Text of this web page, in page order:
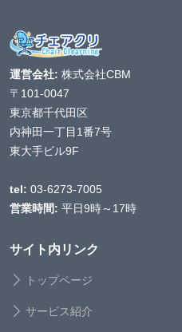
運営会社: 株式会社CBM
〒101-0047
東京都千代田区
内神田一丁目1番7号
東大手ビル9F
tel: 03-6273-7005
営業時間: 平日9時～17時
サイト内リンク
トップページ
サービス紹介